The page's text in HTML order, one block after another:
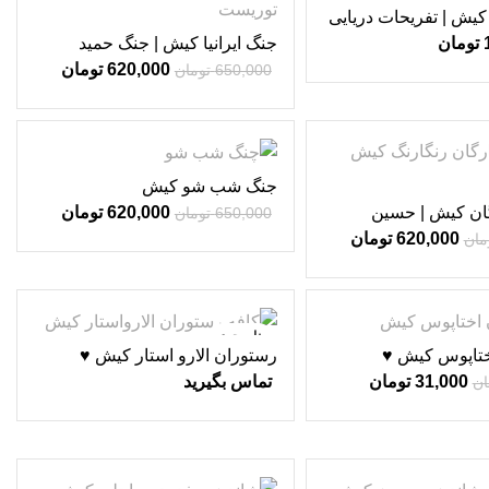
| تفریحات دریایی
تومان
جنگ ایرانیا کیش | جنگ حمید
خندان ♥
650,000 تومان 620,000 تومان
کیش | حسین
620,000 تومان
-5%
جنگ شب شو کیش
650,000 تومان 620,000 تومان
کیش ♥
31,000 تومان
ناموجود
رستوران الارو استار کیش ♥
تماس بگیرید